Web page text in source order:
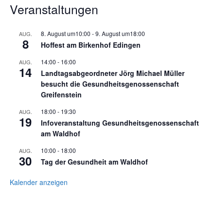
Veranstaltungen
AUG.
8
8. August um10:00 -9. August um18:00
Hoffest am Birkenhof Edingen
AUG.
14
14:00 - 16:00
Landtagsabgeordneter Jörg Michael Müller
besucht die Gesundheitsgenossenschaft
Greifenstein
AUG.
19
18:00 - 19:30
Infoveranstaltung Gesundheitsgenossenschaft
am Waldhof
AUG.
30
10:00 - 18:00
Tag der Gesundheit am Waldhof
Kalender anzeigen